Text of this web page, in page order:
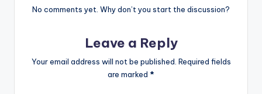
No comments yet. Why don’t you start the discussion?
Leave a Reply
Your email address will not be published. Required fields
are marked *